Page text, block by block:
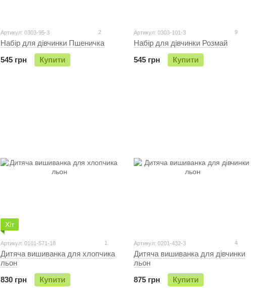
Артикул: 0303-95-3 2
Набір для дівчинки Пшеничка
545 грн
Купити
Артикул: 0303-101-3 9
Набір для дівчинки Розмай
545 грн
Купити
Хіт
Артикул: 0101-571-18 1
Дитяча вишиванка для хлопчика
льон
830 грн
Купити
Артикул: 0201-432-3 4
Дитяча вишиванка для дівчинки
льон
875 грн
Купити